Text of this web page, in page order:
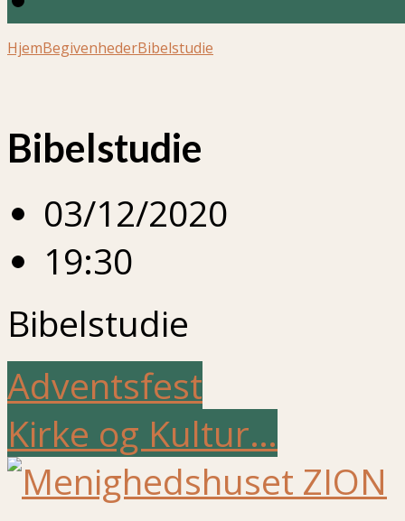
HjemBegivenhederBibelstudie
Bibelstudie
03/12/2020
19:30
Bibelstudie
Adventsfest
Kirke og Kultur…